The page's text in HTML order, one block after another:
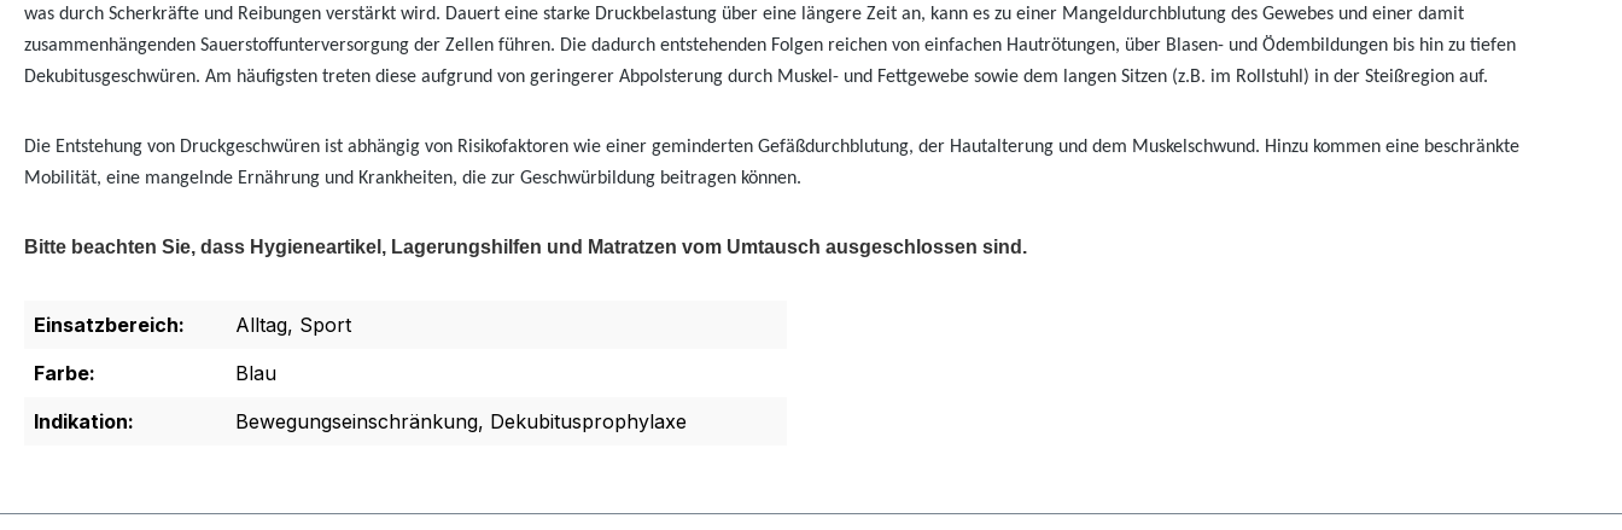
was durch Scherkräfte und Reibungen verstärkt wird. Dauert eine starke Druckbelastung über eine längere Zeit an, kann es zu einer Mangeldurchblutung des Gewebes und einer damit
zusammenhängenden Sauerstoffunterversorgung der Zellen führen. Die dadurch entstehenden Folgen reichen von einfachen Hautrötungen, über Blasen- und Ödembildungen bis hin zu tiefen
Dekubitusgeschwüren. Am häufigsten treten diese aufgrund von geringerer Abpolsterung durch Muskel- und Fettgewebe sowie dem langen Sitzen (z.B. im Rollstuhl) in der Steißregion auf.
Die Entstehung von Druckgeschwüren ist abhängig von Risikofaktoren wie einer geminderten Gefäßdurchblutung, der Hautalterung und dem Muskelschwund. Hinzu kommen eine beschränkte
Mobilität, eine mangelnde Ernährung und Krankheiten, die zur Geschwürbildung beitragen können.
Bitte beachten Sie, dass Hygieneartikel, Lagerungshilfen und Matratzen vom Umtausch ausgeschlossen sind.
Einsatzbereich:
Alltag, Sport
Farbe:
Blau
Indikation:
Bewegungseinschränkung, Dekubitusprophylaxe